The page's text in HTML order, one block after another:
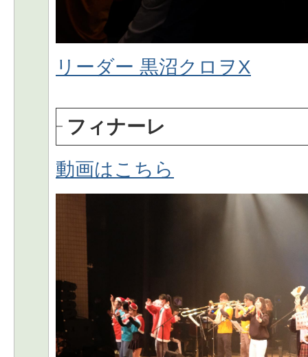
リーダー 黒沼クロヲX
フィナーレ
動画はこちら